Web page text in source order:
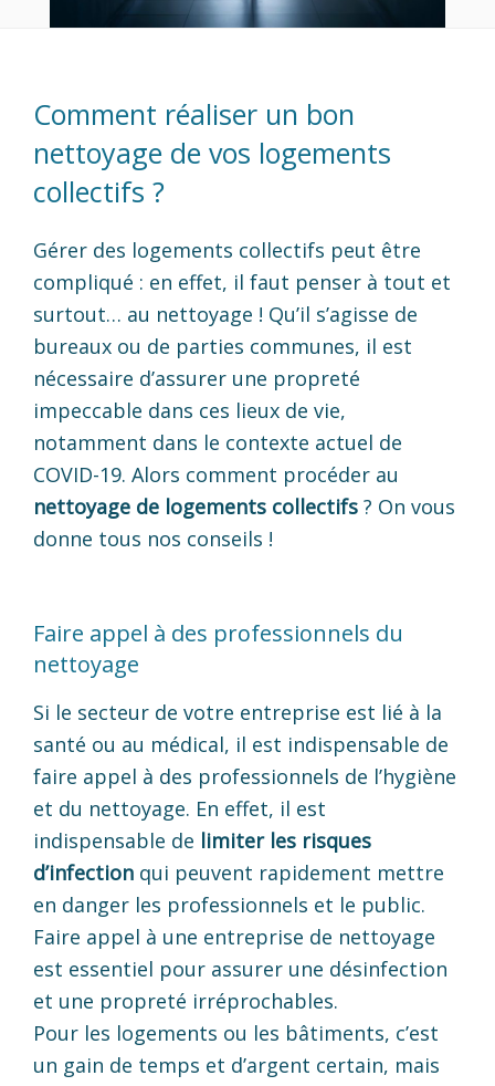
Comment réaliser un bon
nettoyage de vos logements
collectifs ?
Gérer des logements collectifs peut être
compliqué : en effet, il faut penser à tout et
surtout… au nettoyage ! Qu’il s’agisse de
bureaux ou de parties communes, il est
nécessaire d’assurer une propreté
impeccable dans ces lieux de vie,
notamment dans le contexte actuel de
COVID-19. Alors comment procéder au
nettoyage de logements collectifs ? On vous
donne tous nos conseils !
Faire appel à des professionnels du
nettoyage
Si le secteur de votre entreprise est lié à la
santé ou au médical, il est indispensable de
faire appel à des professionnels de l’hygiène
et du nettoyage. En effet, il est
indispensable de limiter les risques
d’infection qui peuvent rapidement mettre
en danger les professionnels et le public.
Faire appel à une entreprise de nettoyage
est essentiel pour assurer une désinfection
et une propreté irréprochables.
Pour les logements ou les bâtiments, c’est
un gain de temps et d’argent certain, mais